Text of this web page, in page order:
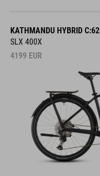
KATHMANDU HYBRID C:62
SLX 400X
4199 EUR